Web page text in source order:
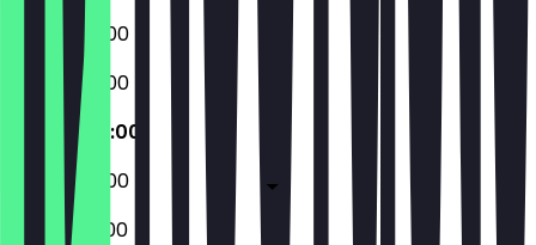
09:30 - 20:00
09:30 - 20:00
09:30 - 20:00
09:30 - 20:00
09:30 - 22:00